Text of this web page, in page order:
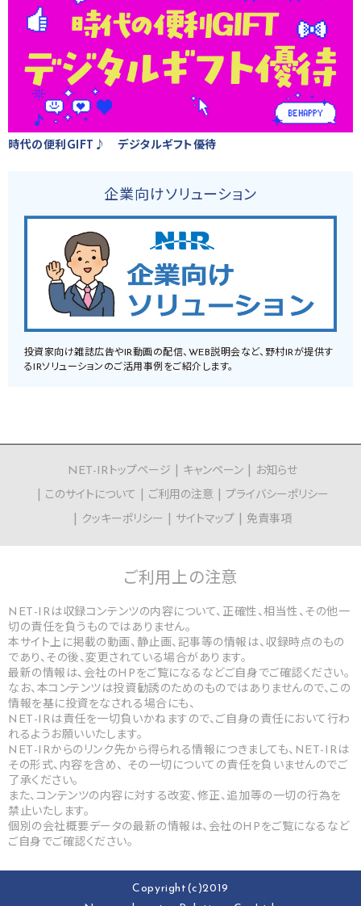
時代の便利GIFT♪ デジタルギフト優待
企業向けソリューション
投資家向け雑誌広告やIR動画の配信、WEB説明会など、野村IRが提供す
るIRソリューションのご活用事例をご紹介します。
NET-IRトップページ キャンペーン
お知らせ
このサイトについて
ご利用の注意
プライバシーポリシー
クッキーポリシー
サイトマップ 免責事項
ご利用上の注意
NET-IRは収録コンテンツの内容について、正確性、相当性、その他一
切の責任を負うものではありません。
本サイト上に掲載の動画、静止画、記事等の情報は、収録時点のもの
であり、その後、変更されている場合があります。
最新の情報は、会社のHPをご覧になるなどご自身でご確認ください。
なお、本コンテンツは投資勧誘のためのものではありませんので、この
情報を基に投資をなされる場合にも、
NET-IRは責任を一切負いかねますので、ご自身の責任において行わ
れるようお願いいたします。
NET-IRからのリンク先から得られる情報につきましても、NET-IRは
その形式、内容を含め、 その一切についての責任を負いませんのでご
了承ください。
また、コンテンツの内容に対する改変、修正、追加等の一切の行為を
禁止いたします。
個別の会社概要データの最新の情報は、会社のHPをご覧になるなど
ご自身でご確認ください。
Copyright(c)2019